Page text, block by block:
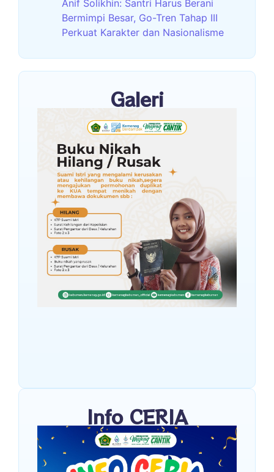
Anif Solikhin: Santri Harus Berani
Bermimpi Besar, Go-Tren Tahap III
Perkuat Karakter dan Nasionalisme
Galeri
Info CERIA